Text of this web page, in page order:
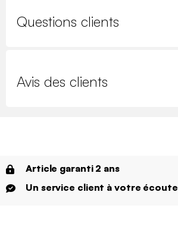
Questions clients
Avis des clients
Article garanti 2 ans
Un service client à votre écoute